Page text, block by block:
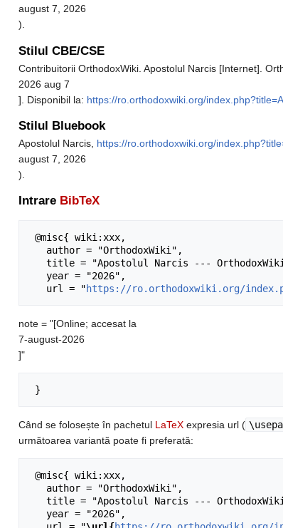
august 7, 2026
).
Stilul CBE/CSE
Contribuitorii OrthodoxWiki. Apostolul Narcis [Internet].
2026 aug 7
]. Disponibil la: https://ro.orthodoxwiki.org/
Stilul Bluebook
Apostolul Narcis, https://ro.orthodoxwiki.org/
august 7, 2026
).
Intrare BibTeX
   url = "
https://ro.orthodoxwiki.org/
note = "[Online; accesat la
7-august-2026
]"
Când se folosește în pachetul LaTeX expresia url (
următoarea variantă poate fi preferată: